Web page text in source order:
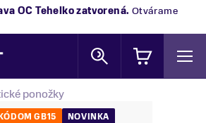
OC Tehelkozatvorená. Otvárame
ponožky
GB15 NOVINKA